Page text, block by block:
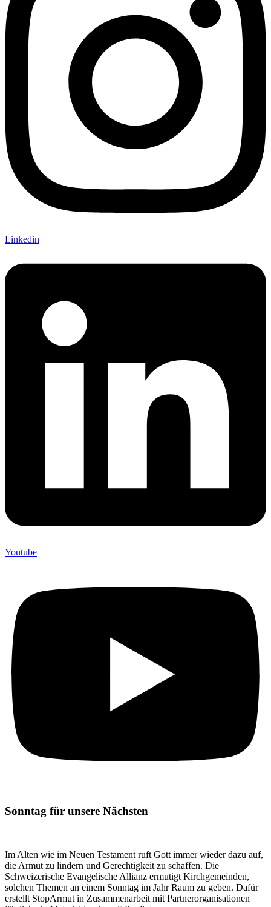
Linkedin
Youtube
Sonntag für unsere Nächsten
Im Alten wie im Neuen Testament ruft Gott immer wieder dazu auf,
die Armut zu lindern und Gerechtigkeit zu schaffen. Die
Schweizerische Evangelische Allianz ermutigt Kirchgemeinden,
solchen Themen an einem Sonntag im Jahr Raum zu geben. Dafür
erstellt StopArmut in Zusammenarbeit mit Partnerorganisationen